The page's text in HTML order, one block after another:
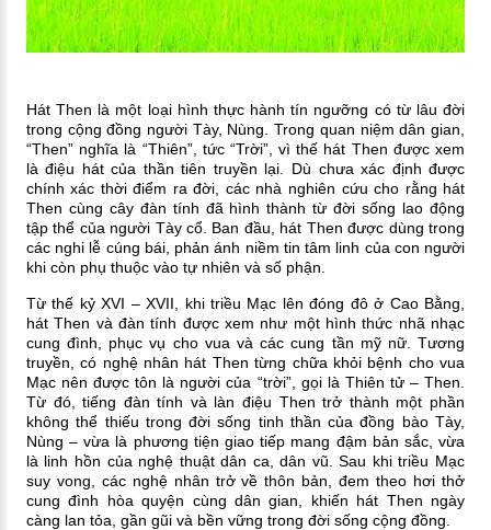
Hát Then là một loại hình thực hành tín ngưỡng có từ lâu đời
trong cộng đồng người Tày, Nùng. Trong quan niệm dân gian,
“Then” nghĩa là “Thiên”, tức “Trời”, vì thế hát Then được xem
là điệu hát của thần tiên truyền lại. Dù chưa xác định được
chính xác thời điểm ra đời, các nhà nghiên cứu cho rằng hát
Then cùng cây đàn tính đã hình thành từ đời sống lao động
tập thể của người Tày cổ. Ban đầu, hát Then được dùng trong
các nghi lễ cúng bái, phản ánh niềm tin tâm linh của con người
khi còn phụ thuộc vào tự nhiên và số phận.
Từ thế kỷ XVI – XVII, khi triều Mạc lên đóng đô ở Cao Bằng,
hát Then và đàn tính được xem như một hình thức nhã nhạc
cung đình, phục vụ cho vua và các cung tần mỹ nữ. Tương
truyền, có nghệ nhân hát Then từng chữa khỏi bệnh cho vua
Mạc nên được tôn là người của “trời”, gọi là Thiên tử – Then.
Từ đó, tiếng đàn tính và làn điệu Then trở thành một phần
không thể thiếu trong đời sống tinh thần của đồng bào Tày,
Nùng – vừa là phương tiện giao tiếp mang đậm bản sắc, vừa
là linh hồn của nghệ thuật dân ca, dân vũ. Sau khi triều Mạc
suy vong, các nghệ nhân trở về thôn bản, đem theo hơi thở
cung đình hòa quyện cùng dân gian, khiến hát Then ngày
càng lan tỏa, gần gũi và bền vững trong đời sống cộng đồng.